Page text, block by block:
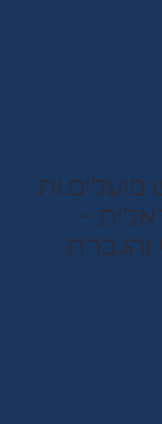
פועלים.ות
-
והגברת